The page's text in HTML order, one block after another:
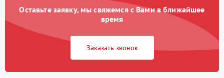
Оставьте заявку, мы свяжемся с Вами в ближайшее
время
Заказать звонок